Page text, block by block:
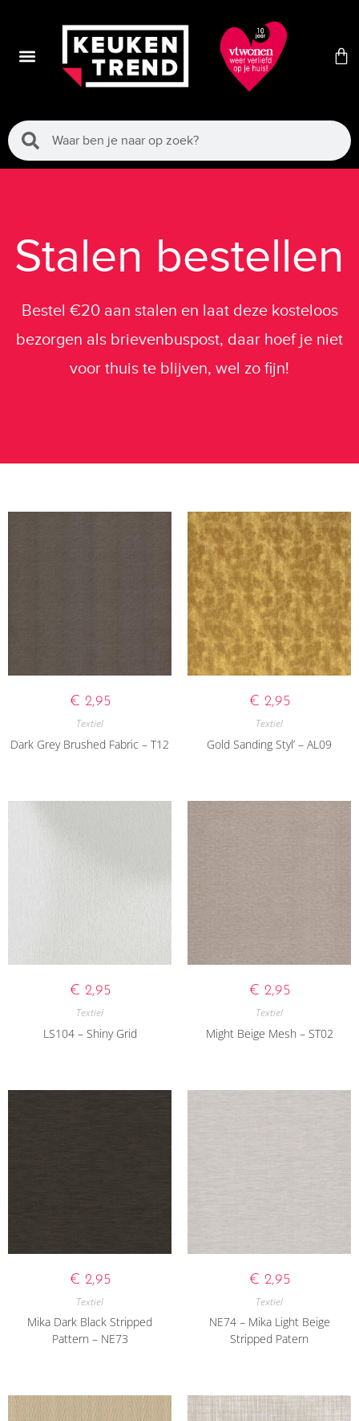
Stalen bestellen
Bestel €20 aan stalen en laat deze kosteloos
bezorgen als brievenbuspost, daar hoef je niet
voor thuis te blijven, wel zo fijn!
€ 2,95
Textiel
Dark Grey Brushed Fabric – T12
€ 2,95
Textiel
Gold Sanding Styl’ – AL09
€ 2,95
Textiel
LS104 – Shiny Grid
€ 2,95
Textiel
Might Beige Mesh – ST02
€ 2,95
Textiel
Mika Dark Black Stripped
Pattern – NE73
€ 2,95
Textiel
NE74 – Mika Light Beige
Stripped Patern